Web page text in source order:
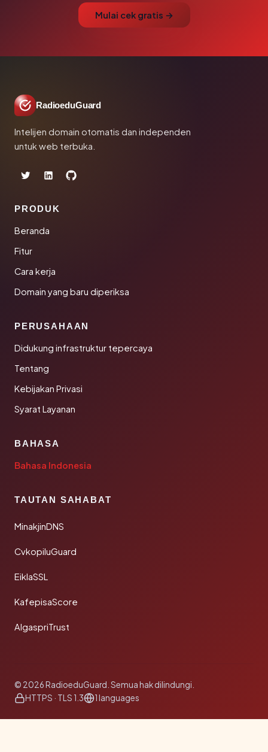
Mulai cek gratis →
RadioeduGuard
Intelijen domain otomatis dan independen
untuk web terbuka.
PRODUK
Beranda
Fitur
Cara kerja
Domain yang baru diperiksa
PERUSAHAAN
Didukung infrastruktur tepercaya
Tentang
Kebijakan Privasi
Syarat Layanan
BAHASA
Bahasa Indonesia
TAUTAN SAHABAT
MinakjinDNS
CvkopiluGuard
EiklaSSL
KafepisaScore
AlgaspriTrust
© 2026 RadioeduGuard. Semua hak dilindungi.
HTTPS · TLS 1.3
1 languages